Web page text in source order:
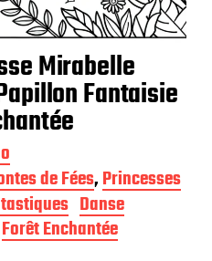
Mirabelle
Fantaisie
de Fées,Princesses
Danse
Forêt Enchantée